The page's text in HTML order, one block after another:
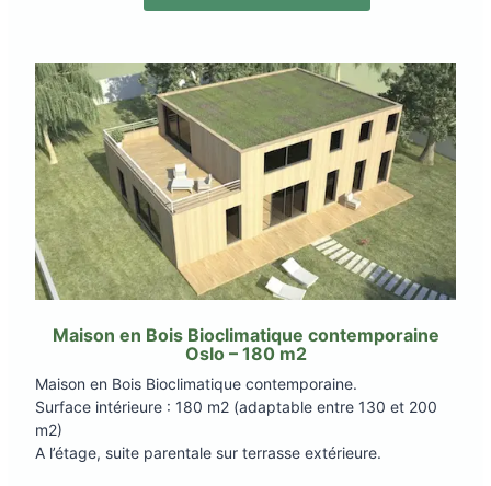
Maison en Bois Bioclimatique contemporaine
Oslo – 180 m2
Maison en Bois Bioclimatique contemporaine.
Surface intérieure : 180 m2 (adaptable entre 130 et 200
m2)
A l’étage, suite parentale sur terrasse extérieure.